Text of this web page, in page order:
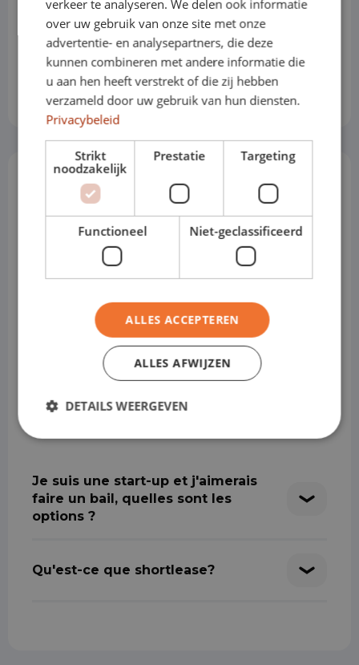
4
Partez avec votre voiture de
leasing
Profitez de votre voiture de leasing !
Questions fréquentes
Je suis une start-up et j'aimerais
faire un bail, quelles sont les
options ?
Qu'est-ce que shortlease?
verkeer te analyseren. We delen ook informatie
over uw gebruik van onze site met onze
advertentie- en analysepartners, die deze
kunnen combineren met andere informatie die
u aan hen heeft verstrekt of die zij hebben
verzameld door uw gebruik van hun diensten.
Privacybeleid
Strikt
noodzakelijk
Prestatie Targeting
Functioneel Niet-geclassificeerd
ALLES ACCEPTEREN
ALLES AFWIJZEN
DETAILS WEERGEVEN